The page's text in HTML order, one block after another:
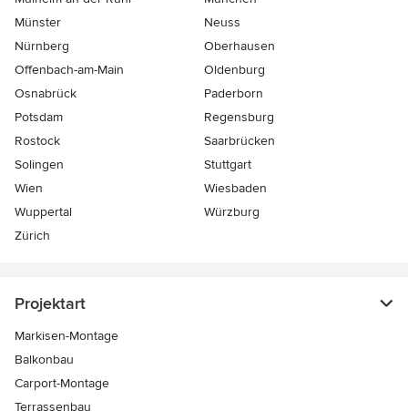
Münster
Neuss
Nürnberg
Oberhausen
Offenbach-am-Main
Oldenburg
Osnabrück
Paderborn
Potsdam
Regensburg
Rostock
Saarbrücken
Solingen
Stuttgart
Wien
Wiesbaden
Wuppertal
Würzburg
Zürich
Projektart
Markisen-Montage
Balkonbau
Carport-Montage
Terrassenbau